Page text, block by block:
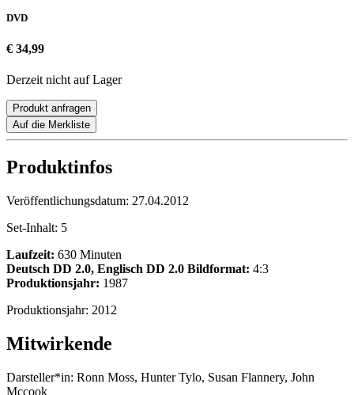
DVD
€ 34,99
Derzeit nicht auf Lager
Produkt anfragen
Auf die Merkliste
Produktinfos
Veröffentlichungsdatum: 27.04.2012
Set-Inhalt: 5
Laufzeit: 630 Minuten
Deutsch DD 2.0, Englisch DD 2.0 Bildformat: 4:3
Produktionsjahr: 1987
Produktionsjahr: 2012
Mitwirkende
Darsteller*in: Ronn Moss, Hunter Tylo, Susan Flannery, John
Mccook